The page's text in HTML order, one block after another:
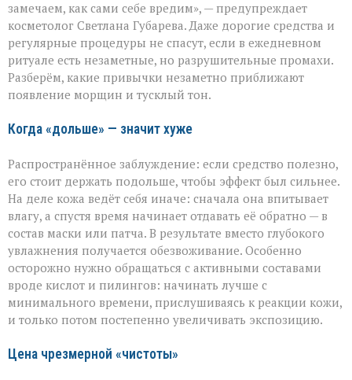
а
на
деле
ускоряете
старение»:
косметолог
замечаем, как сами себе вредим», — предупреждает
косметолог Светлана Губарева. Даже дорогие средства и
регулярные процедуры не спасут, если в ежедневном
ритуале есть незаметные, но разрушительные промахи.
Разберём, какие привычки незаметно приближают
появление морщин и тусклый тон.
Когда «дольше» — значит хуже
Распространённое заблуждение: если средство полезно,
его стоит держать подольше, чтобы эффект был сильнее.
На деле кожа ведёт себя иначе: сначала она впитывает
влагу, а спустя время начинает отдавать её обратно — в
состав маски или патча. В результате вместо глубокого
увлажнения получается обезвоживание. Особенно
осторожно нужно обращаться с активными составами
вроде кислот и пилингов: начинать лучше с
минимального времени, прислушиваясь к реакции кожи,
и только потом постепенно увеличивать экспозицию.
Цена чрезмерной «чистоты»